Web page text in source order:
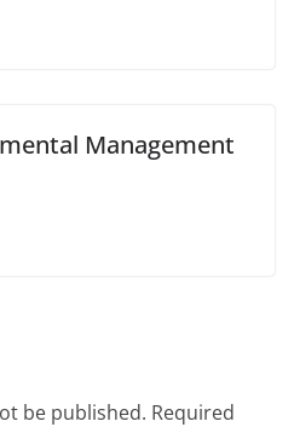
Management
be published. Required